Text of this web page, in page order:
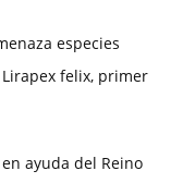
especies
felix, primer
ayuda del Reino